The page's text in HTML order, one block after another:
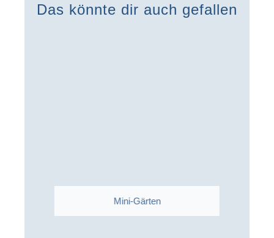
Das könnte dir auch gefallen
Mini-Gärten